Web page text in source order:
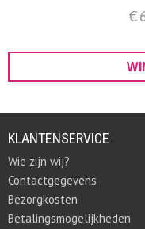
€
KLANTENSERVICE
Wie zijn wij?
Contactgegevens
Bezorgkosten
Betalingsmogelijkheden